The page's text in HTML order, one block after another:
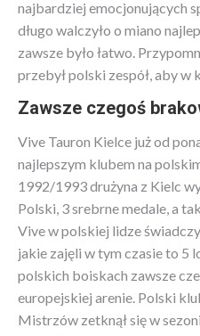
najbardziej emocjonujących
długo walczyło o miano
zawsze było łatwo.
przebył polski zespół, aby w
Zawsze czegoś
Vive Tauron Kielce już od
najlepszym klubem na
1992/1993 drużyna z Kielc
Polski, 3 srebrne medale, a
Vive w polskiej lidze
jakie zajęli w tym czasie to 5
polskich boiskach zawsze
europejskiej arenie. Polski
Mistrzów zetknął się w